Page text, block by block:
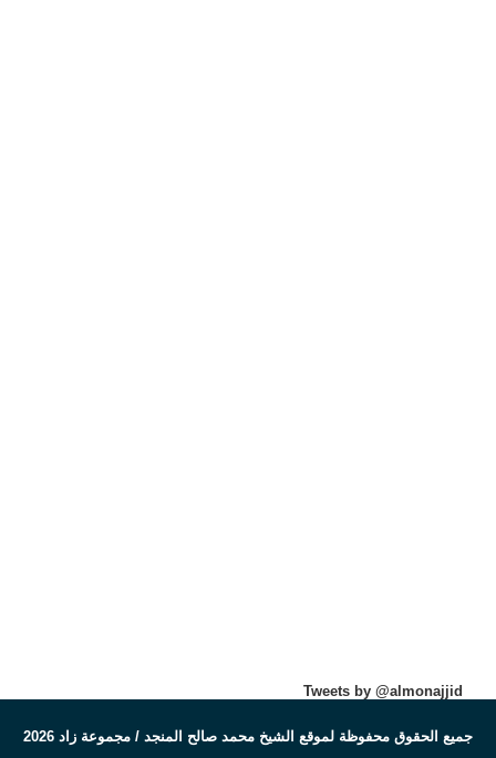
Tweets by @almonajjid
جميع الحقوق محفوظة لموقع الشيخ محمد صالح المنجد / مجموعة زاد 2026